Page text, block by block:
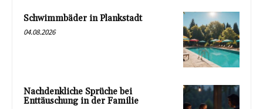
Schwimmbäder in Plankstadt
04.08.2026
Nachdenkliche Sprüche bei
Enttäuschung in der Familie